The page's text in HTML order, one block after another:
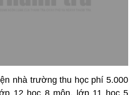
nhà trường thu học phí 5.000
12 học 8 môn, lớp 11 học 5